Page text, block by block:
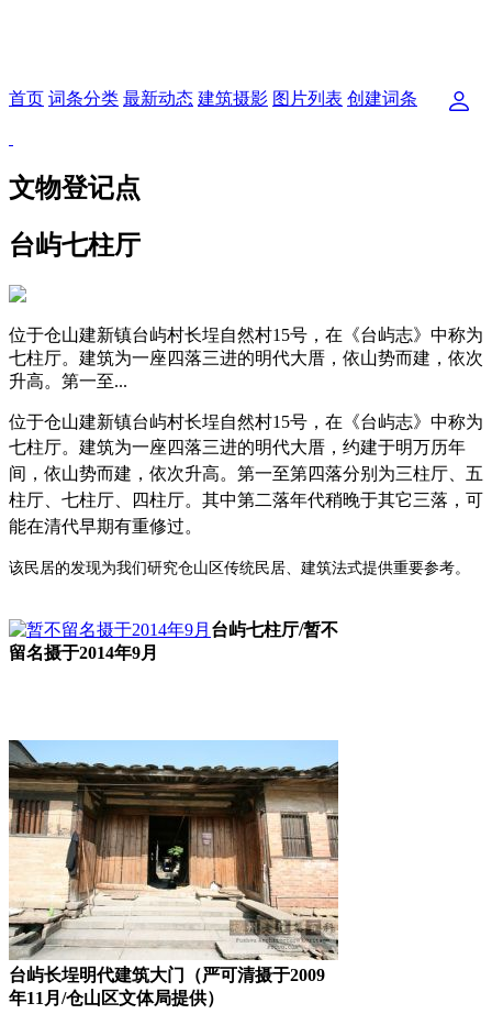
首页 词条分类 最新动态 建筑摄影 图片列表 创建词条
文物登记点
台屿七柱厅
位于仓山建新镇台屿村长埕自然村15号，在《台屿志》中称为
七柱厅。建筑为一座四落三进的明代大厝，依山势而建，依次
升高。第一至...
位于仓山建新镇台屿村长埕自然村15号，在《台屿志》中称为
七柱厅。 建筑为一座四落三进的明代大厝，约建于明万历年
间，依山势而建，依次升高。第一至第四落分别为三柱厅、五
柱厅、七柱厅、四柱厅。其中第二落年代稍晚于其它三落，可
能在清代早期有重修过。
该民居的发现为我们研究仓山区传统民居、建筑法式提供重要参考。
台屿七柱厅/暂不
留名摄于2014年9月
台屿长埕明代建筑大门（严可清摄于2009
年11月/仓山区文体局提供）